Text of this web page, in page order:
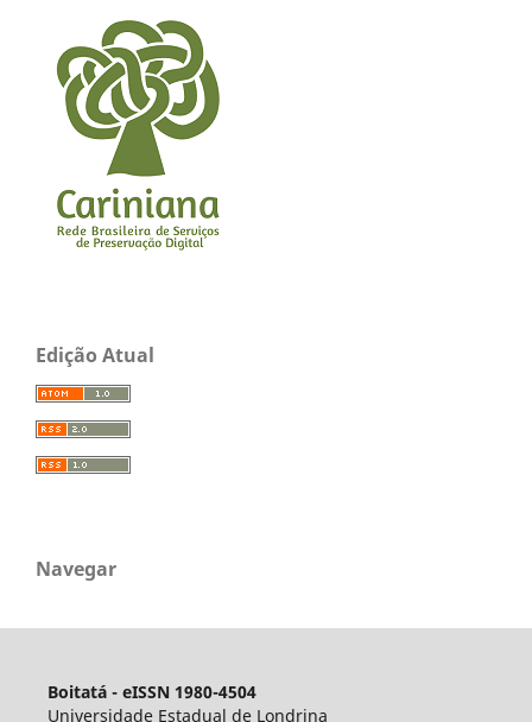
Edição Atual
Navegar
Boitatá - eISSN 1980-4504
Universidade Estadual de Londrina